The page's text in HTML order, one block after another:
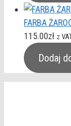
FARBA
115.00zł z
Dodaj